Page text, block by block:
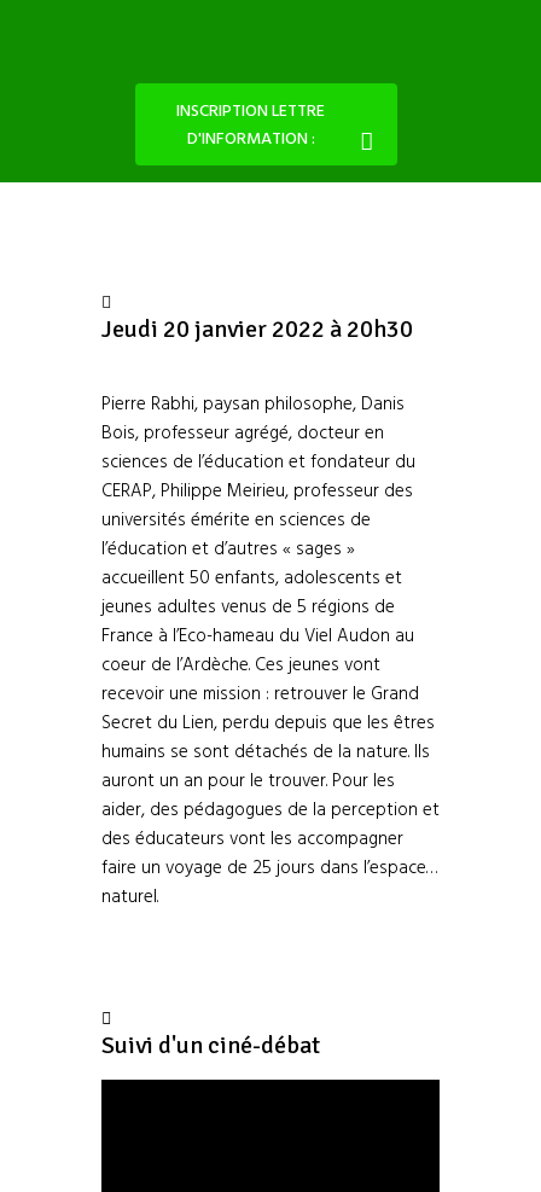
INSCRIPTION LETTRE
D'INFORMATION :
Jeudi 20 janvier 2022 à 20h30
Pierre Rabhi, paysan philosophe, Danis
Bois, professeur agrégé, docteur en
sciences de l’éducation et fondateur du
CERAP, Philippe Meirieu, professeur des
universités émérite en sciences de
l’éducation et d’autres « sages »
accueillent 50 enfants, adolescents et
jeunes adultes venus de 5 régions de
France à l’Eco-hameau du Viel Audon au
coeur de l’Ardèche. Ces jeunes vont
recevoir une mission : retrouver le Grand
Secret du Lien, perdu depuis que les êtres
humains se sont détachés de la nature. Ils
auront un an pour le trouver. Pour les
aider, des pédagogues de la perception et
des éducateurs vont les accompagner
faire un voyage de 25 jours dans l’espace…
naturel.
Suivi d'un ciné-débat